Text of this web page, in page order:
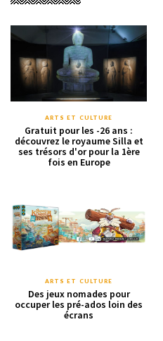
ARTS ET CULTURE
Gratuit pour les -26 ans :
découvrez le royaume Silla et
ses trésors d'or pour la 1ère
fois en Europe
ARTS ET CULTURE
Des jeux nomades pour
occuper les pré-ados loin des
écrans